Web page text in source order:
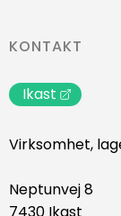
KONTAKT
Ikast
Virksomhet,
Neptunvej 8
7430 Ikast